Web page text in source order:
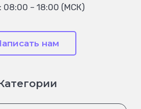
08:00 – 18:00 (МСК)
нам